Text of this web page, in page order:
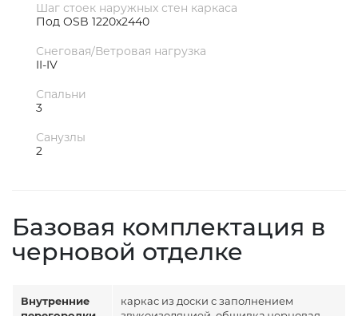
Шаг стоек наружных стен каркаса
Под OSB 1220х2440
Снеговая/Ветровая нагрузка
II-IV
Спальни
3
Санузлы
2
Базовая комплектация в
черновой отделке
Внутренние
каркас из доски с заполнением